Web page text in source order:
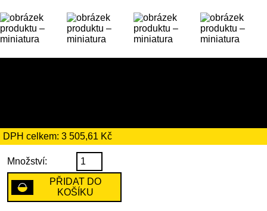
DPH celkem: 3 505,61 Kč
Množství:
PŘIDAT DO
KOŠÍKU